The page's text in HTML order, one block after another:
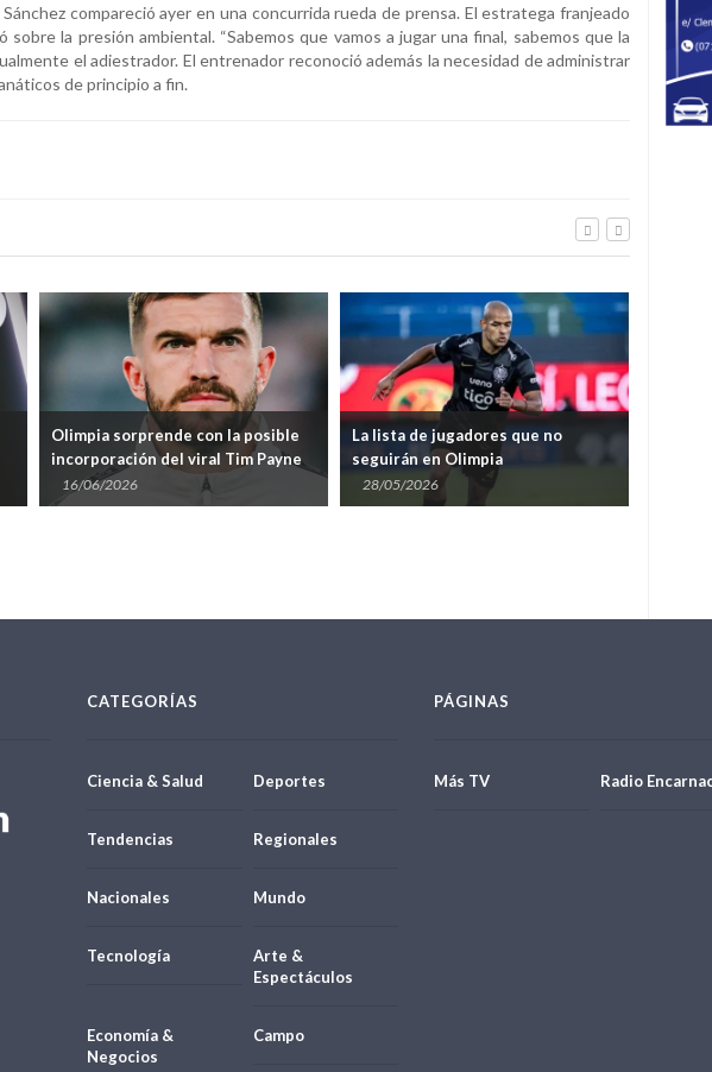
compareció ayer en una concurrida rueda de prensa. El estratega franjeado
la presión ambiental. “Sabemos que vamos a jugar una final, sabemos que la
el adiestrador. El entrenador reconoció además la necesidad de administrar
de principio a fin.
Olimpia sorprende con la posible
incorporación del viral Tim Payne
16/06/2026
La lista de jugadores que no
seguirán en Olimpia
28/05/2026
CATEGORÍAS
Ciencia & Salud Deportes
Tendencias Regionales
Nacionales Mundo
Tecnología
Arte &
Espectáculos
Economía &
Negocios
Campo
PÁGINAS
Más TV Radio